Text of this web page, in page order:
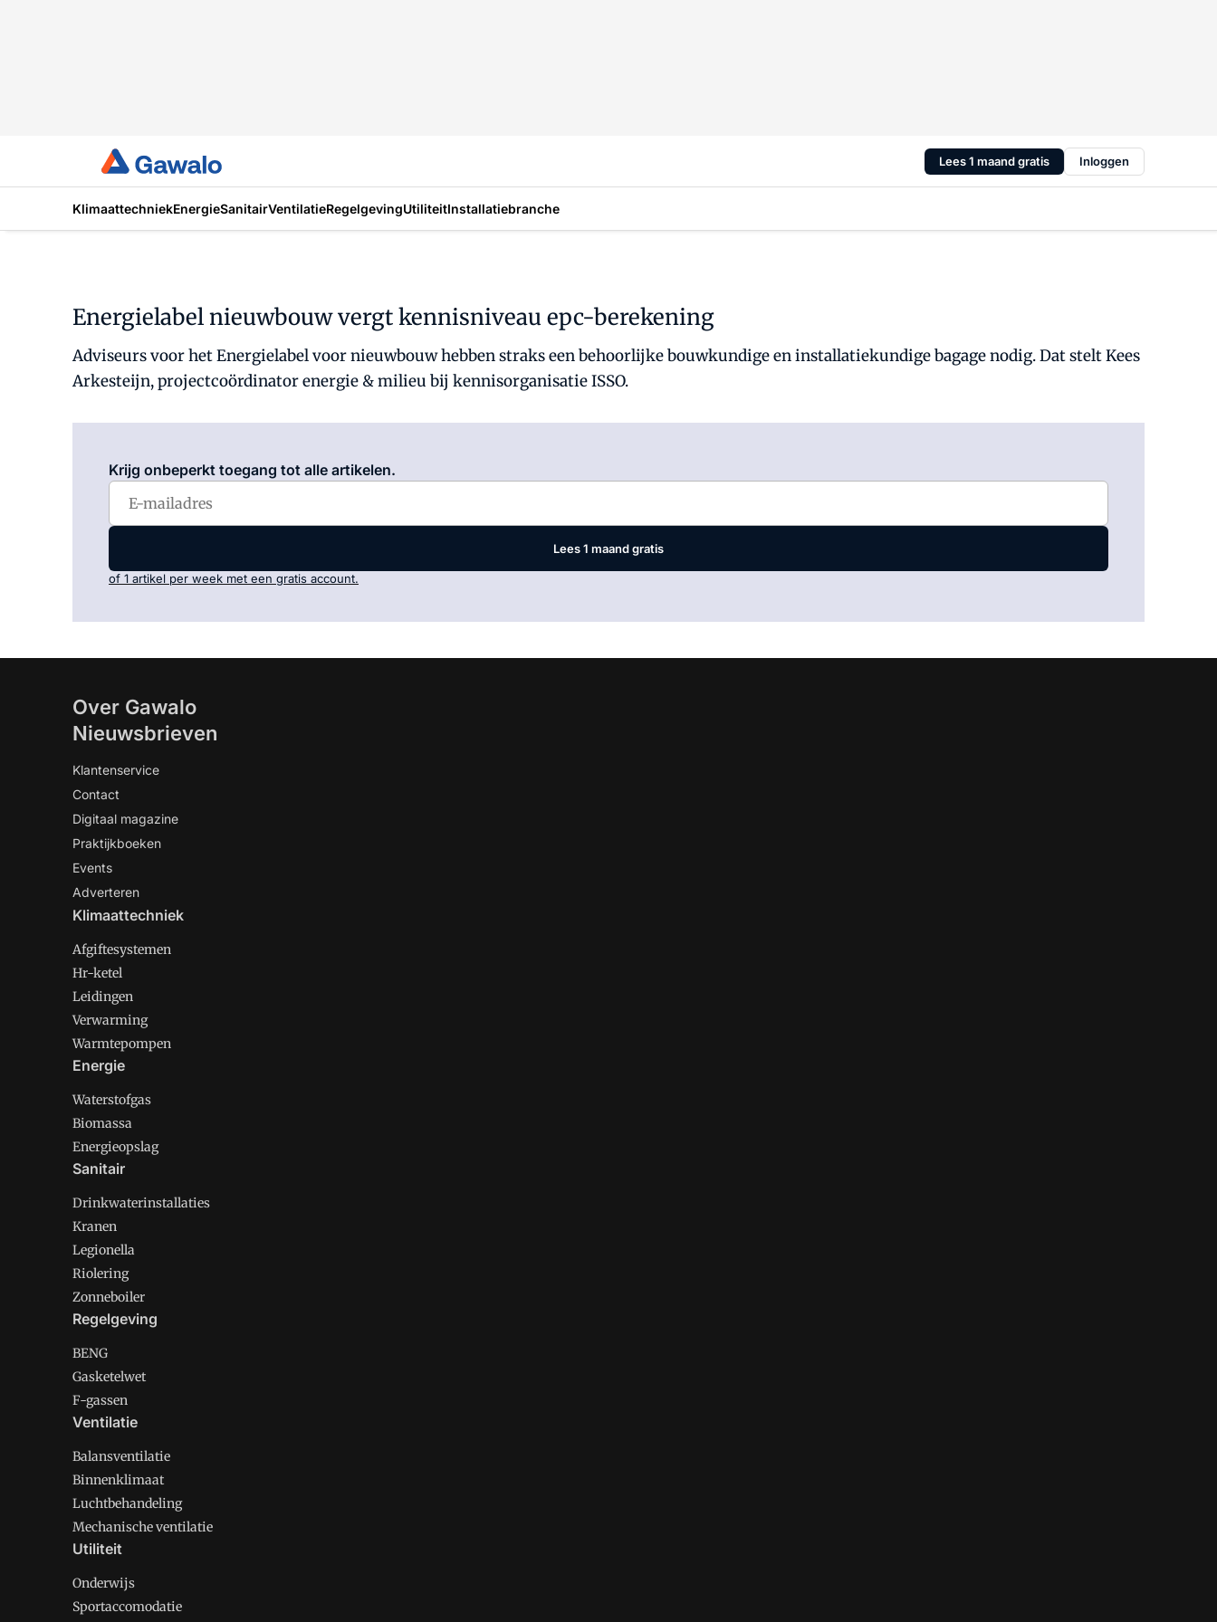
Lees 1 maand gratis Inloggen
KlimaattechniekEnergieSanitairVentilatieRegelgevingUtiliteitInstallatiebranche
Energielabel nieuwbouw vergt kennisniveau epc-berekening
Adviseurs voor het Energielabel voor nieuwbouw hebben straks een behoorlijke bouwkundige en installatiekundige bagage nodig. Dat stelt Kees
Arkesteijn, projectcoördinator energie & milieu bij kennisorganisatie ISSO.
Krijg onbeperkt toegang tot alle artikelen.
Lees 1 maand gratis
of 1 artikel per week met een gratis account.
Over Gawalo
Nieuwsbrieven
Klantenservice
Contact
Digitaal magazine
Praktijkboeken
Events
Adverteren
Klimaattechniek
Afgiftesystemen
Hr-ketel
Leidingen
Verwarming
Warmtepompen
Energie
Waterstofgas
Biomassa
Energieopslag
Sanitair
Drinkwaterinstallaties
Kranen
Legionella
Riolering
Zonneboiler
Regelgeving
BENG
Gasketelwet
F-gassen
Ventilatie
Balansventilatie
Binnenklimaat
Luchtbehandeling
Mechanische ventilatie
Utiliteit
Onderwijs
Sportaccomodatie